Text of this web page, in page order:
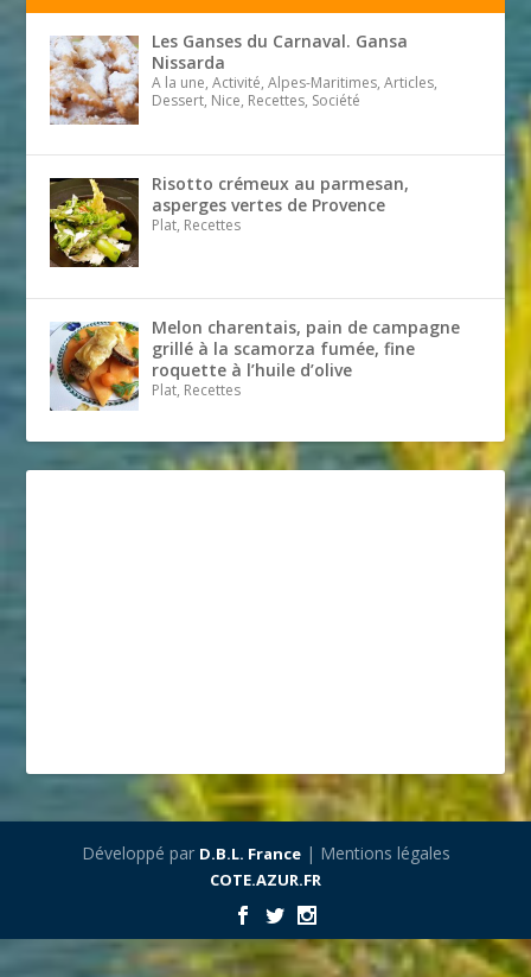
Les Ganses du Carnaval. Gansa
Nissarda
A la une, Activité, Alpes-Maritimes, Articles,
Dessert, Nice, Recettes, Société
Risotto crémeux au parmesan,
asperges vertes de Provence
Plat, Recettes
Melon charentais, pain de campagne
grillé à la scamorza fumée, fine
roquette à l’huile d’olive
Plat, Recettes
Développé par D.B.L. France| Mentions légales
COTE.AZUR.FR